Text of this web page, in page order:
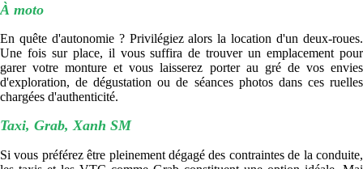
À moto
En quête d'autonomie ? Privilégiez alors la location d'un deux-roues.
Une fois sur place, il vous suffira de trouver un emplacement pour
garer votre monture et vous laisserez porter au gré de vos envies
d'exploration, de dégustation ou de séances photos dans ces ruelles
chargées d'authenticité.
Taxi, Grab, Xanh SM
Si vous préférez être pleinement dégagé des contraintes de la conduite,